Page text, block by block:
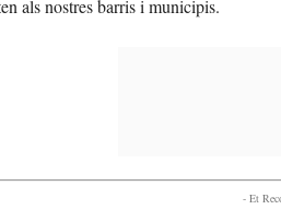
als nostres barris i municipis.
- Et